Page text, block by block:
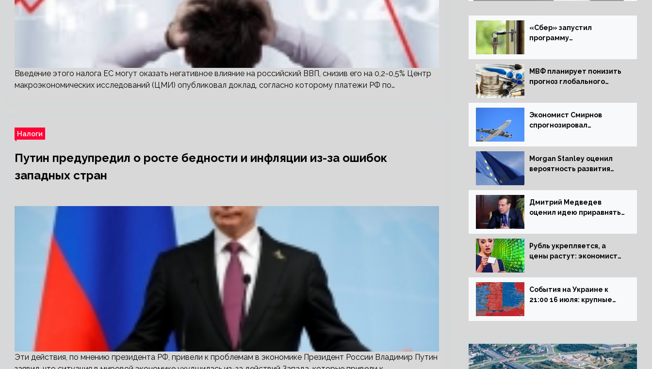
Введение этого налога ЕС могут оказать негативное влияние на российский ВВП, снизив его на 0,2-0,5% Центр
макроэкономических исследований (ЦМИ) опубликовал доклад, согласно которому платежи РФ по…
Налоги
Путин предупредил о росте бедности и инфляции из-за ошибок
западных стран
Эти действия, по мнению президента РФ, привели к проблемам в экономике Президент России Владимир Путин
«Сбер» запустил
программу
ипотечных займов
МВФ планирует понизить
прогноз глобального
следующем отчете
Экономист Смирнов
спрогнозировал
авиабилетов в России
Morgan Stanley оценил
вероятность развития
Дмитрий Медведев
оценил идею приравнять
блокадникам
Рубль укрепляется, а
цены растут: экономист
падающего доллара на
рынок РФ
События на Украине к
21:00 16 июля: крупные
Северском, Киев